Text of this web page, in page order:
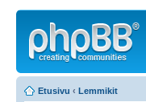
Etusivu ‹ Lemmikit